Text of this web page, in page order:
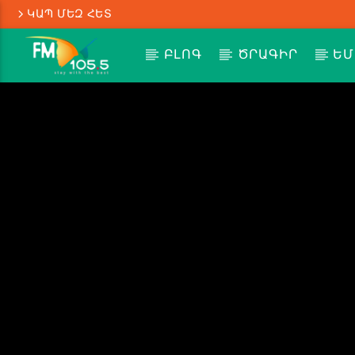
ԿԱՊ ՄԵԶ ՀԵՏ
ԲԼՈԳ ԾՐԱԳԻՐ